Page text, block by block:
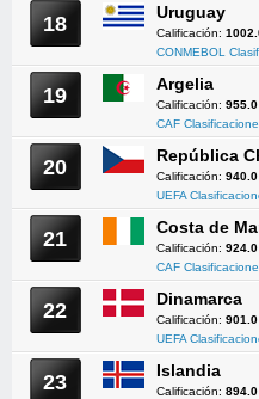
18 Uruguay
Calificación:
CONMEBOL
19 Argelia
Calificación: 955.0
CAF
20 República
Calificación: 940.0
UEFA
21 Costa de
Calificación: 924.0
CAF
22 Dinamarca
Calificación: 901.0
UEFA
23 Islandia
Calificación: 894.0